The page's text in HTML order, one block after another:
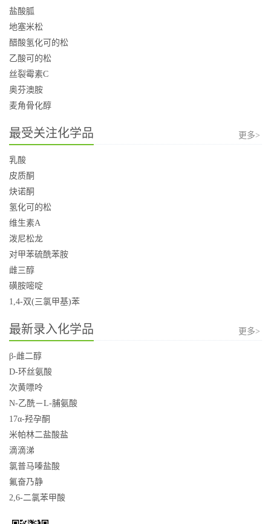
盐酸胍
地塞米松
醋酸氢化可的松
乙酸可的松
丝裂霉素C
奥芬澳胺
麦角骨化醇
最受关注化学品 更多>
乳酸
皮质酮
炔诺酮
氢化可的松
维生素A
泼尼松龙
对甲苯硫酰苯胺
雌三醇
磺胺嘧啶
1,4-双(三氯甲基)苯
最新录入化学品 更多>
β-雌二醇
D-环丝氨酸
次黄嘌呤
N-乙酰－L-脯氨酸
17α-羟孕酮
米帕林二盐酸盐
滴滴涕
氯普马嗪盐酸
氟奋乃静
2,6-二氯苯甲酸